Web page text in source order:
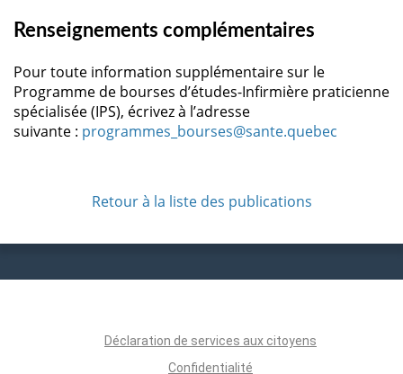
Renseignements complémentaires
Pour toute information supplémentaire sur le
Programme de bourses d’études-Infirmière praticienne
spécialisée (IPS), écrivez à l’adresse
suivante : programmes_bourses@sante.quebec
Retour à la liste des publications
Déclaration de services aux citoyens
Confidentialité